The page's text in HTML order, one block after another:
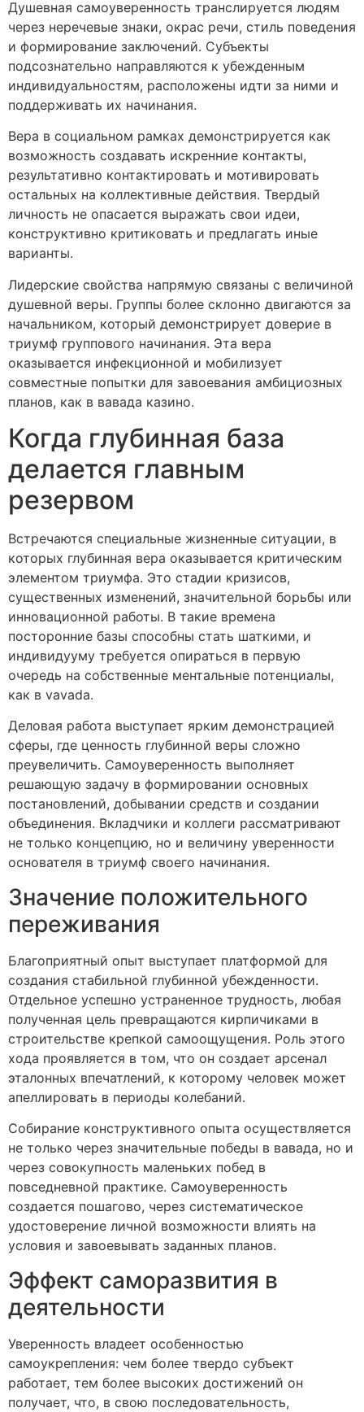
Душевная самоуверенность транслируется людям
через неречевые знаки, окрас речи, стиль поведения
и формирование заключений. Субъекты
подсознательно направляются к убежденным
индивидуальностям, расположены идти за ними и
поддерживать их начинания.
Вера в социальном рамках демонстрируется как
возможность создавать искренние контакты,
результативно контактировать и мотивировать
остальных на коллективные действия. Твердый
личность не опасается выражать свои идеи,
конструктивно критиковать и предлагать иные
варианты.
Лидерские свойства напрямую связаны с величиной
душевной веры. Группы более склонно двигаются за
начальником, который демонстрирует доверие в
триумф группового начинания. Эта вера
оказывается инфекционной и мобилизует
совместные попытки для завоевания амбициозных
планов, как в вавада казино.
Когда глубинная база
делается главным
резервом
Встречаются специальные жизненные ситуации, в
которых глубинная вера оказывается критическим
элементом триумфа. Это стадии кризисов,
существенных изменений, значительной борьбы или
инновационной работы. В такие времена
посторонние базы способны стать шаткими, и
индивидууму требуется опираться в первую
очередь на собственные ментальные потенциалы,
как в vavada.
Деловая работа выступает ярким демонстрацией
сферы, где ценность глубинной веры сложно
преувеличить. Самоуверенность выполняет
решающую задачу в формировании основных
постановлений, добывании средств и создании
объединения. Вкладчики и коллеги рассматривают
не только концепцию, но и величину уверенности
основателя в триумф своего начинания.
Значение положительного
переживания
Благоприятный опыт выступает платформой для
создания стабильной глубинной убежденности.
Отдельное успешно устраненное трудность, любая
полученная цель превращаются кирпичиками в
строительстве крепкой самоощущения. Роль этого
хода проявляется в том, что он создает арсенал
эталонных впечатлений, к которому человек может
апеллировать в периоды колебаний.
Собирание конструктивного опыта осуществляется
не только через значительные победы в вавада, но и
через совокупность маленьких побед в
повседневной практике. Самоуверенность
создается пошагово, через систематическое
удостоверение личной возможности влиять на
условия и завоевывать заданных планов.
Эффект саморазвития в
деятельности
Уверенность владеет особенностью
самоукрепления: чем более твердо субъект
работает, тем более высоких достижений он
получает, что, в свою последовательность,